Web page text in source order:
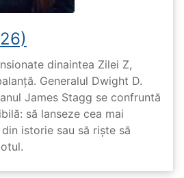
dinaintea Zilei Z,
Generalul Dwight D.
James Stagg se confruntă
să lanseze cea mai
istorie sau să riște să